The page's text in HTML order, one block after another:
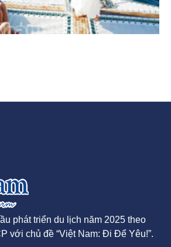
phát triển du lịch năm 2025 theo
với chủ đề “Việt Nam: Đi Để Yêu!”.